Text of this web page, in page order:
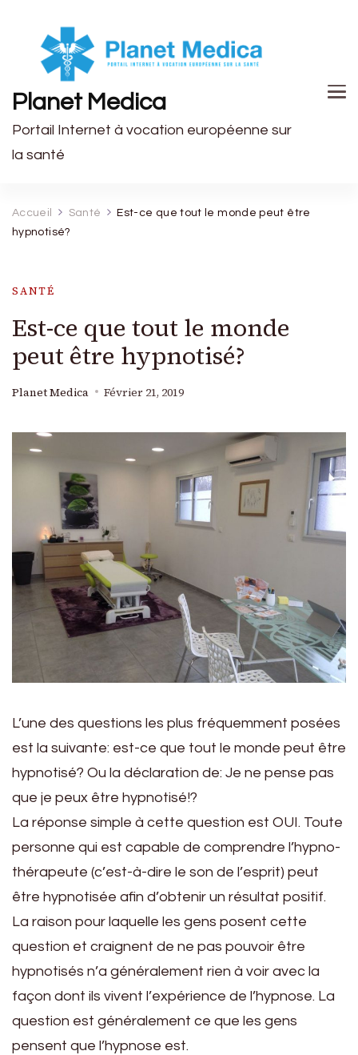
Planet Medica
Portail Internet à vocation européenne sur
la santé
Accueil Santé
Est-ce que tout le monde peut être
hypnotisé?
SANTÉ
Est-ce que tout le monde
peut être hypnotisé?
Planet Medica Février 21, 2019
L’une des questions les plus fréquemment posées
est la suivante: est-ce que tout le monde peut être
hypnotisé? Ou la déclaration de: Je ne pense pas
que je peux être hypnotisé!?
La réponse simple à cette question est OUI. Toute
personne qui est capable de comprendre l’hypno-
thérapeute (c’est-à-dire le son de l’esprit) peut
être hypnotisée afin d’obtenir un résultat positif.
La raison pour laquelle les gens posent cette
question et craignent de ne pas pouvoir être
hypnotisés n’a généralement rien à voir avec la
façon dont ils vivent l’expérience de l’hypnose. La
question est généralement ce que les gens
pensent que l’hypnose est.